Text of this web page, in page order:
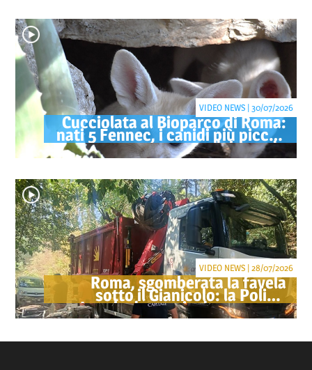
Cucciolata al Bioparco di Roma:
nati 5 Fennec, i canidi più piccoli
del mondo
VIDEO NEWS | 30/07/2026
Roma, sgomberata la favela
sotto il Gianicolo: la Polizia
Locale denuncia due persone
VIDEO NEWS | 28/07/2026